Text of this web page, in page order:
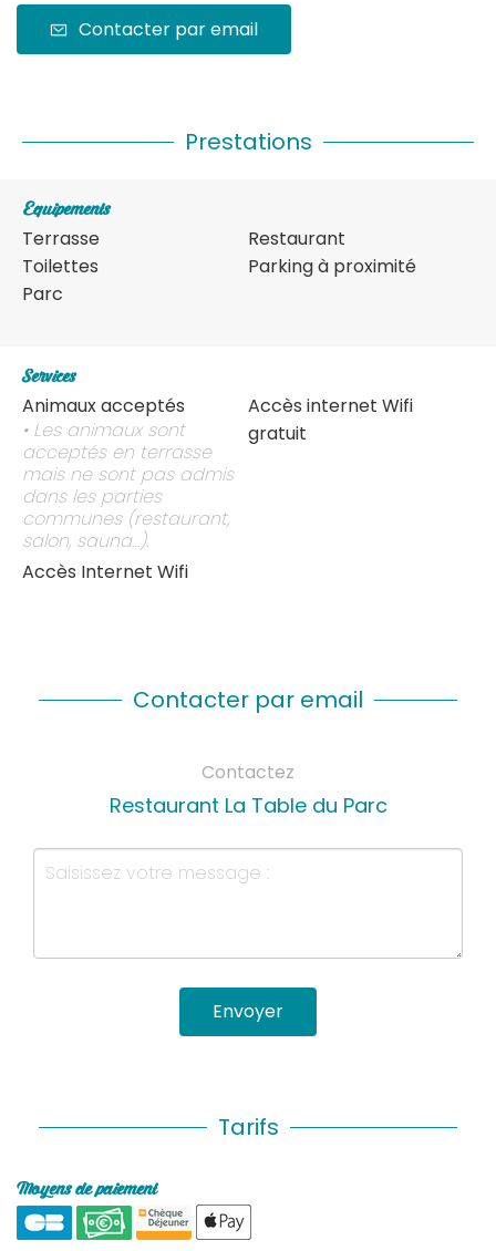
Contacter par email
Prestations
Equipements
Terrasse
Toilettes
Parc
Restaurant
Parking à proximité
Services
Animaux acceptés
• Les animaux sont
acceptés en terrasse
mais ne sont pas admis
dans les parties
communes (restaurant,
salon, sauna…).
Accès Internet Wifi
Accès internet Wifi
gratuit
Contacter par email
Contactez
Restaurant La Table du Parc
Envoyer
Tarifs
Moyens de paiement